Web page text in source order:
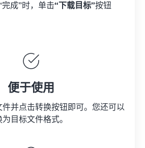
成”时，单击“下载目标”按钮
便于使用
并点击转换按钮即可。您还可以
目标文件格式。